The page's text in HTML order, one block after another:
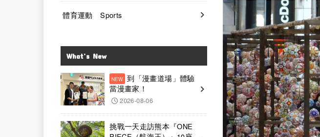
體育運動 Sports
What’s New
到「漫畫道場」體驗
當漫畫家！
2026-08-06
挑戰一天走訪熊本『ONE